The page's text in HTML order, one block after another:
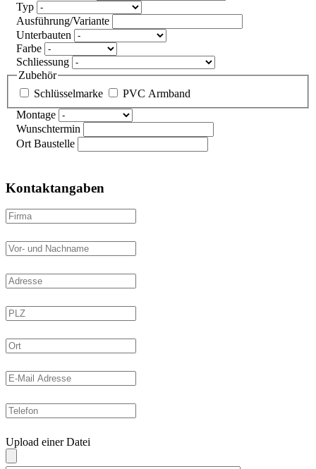
Typ
Ausführung/Variante
Unterbauten
Farbe
Schliessung
Zubehör
Schlüsselmarke
PVC Armband
Montage
Wunschtermin
Ort Baustelle
Kontaktangaben
Upload einer Datei